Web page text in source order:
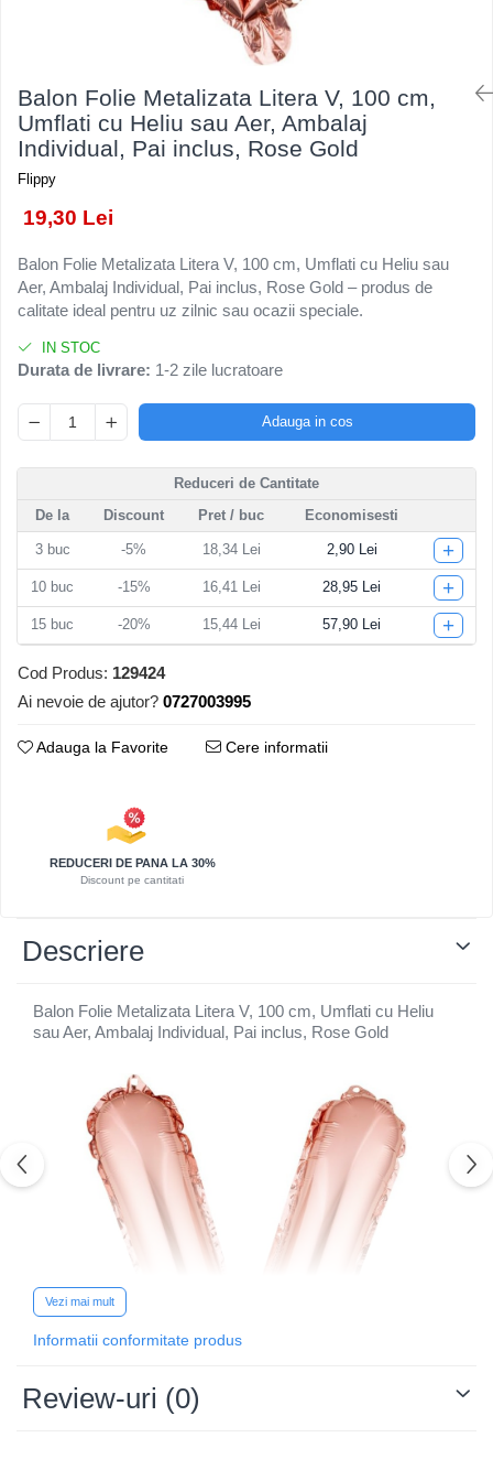
Accesorii Ingrijire Casa
Cutii depozitare
Diverse Casa
Lumanari
Maturi, Perii, Mopuri si Galeti
Perne Voiaj, Paturi si Textile
Produse ingrijire incaltaminte
Radiatoare si Seminee electrice
Steaguri
Tapet 3D Autoadeziv
Umidificatoare
Articole pentru Gradina si Bricolaj
Articole pentru Iluminat
Corpuri de iluminat
Lampi de veghe
Pelerine, Umbrele si Accesorii
Videoproiectoare
Baloane si Accesorii Absolvire
Banda adeziva
Confetti
Costume si Deghizare
Fete Masa si Perdele Franjurate
Pompe Baloane
Seturi si Arcade Baloane
Tematica Nunta
Liniar / Sir
Ornamente Brad
Suport Decorativ Lumanare
Kendama Rubber Grip V3 Cupe
Kendama Super Sticky V2 Cupe
Mari
Balon Folie Metalizata Litera V, 100 cm,
Umflati cu Heliu sau Aer, Ambalaj
Individual, Pai inclus, Rose Gold
Flippy
19,30 Lei
Balon Folie Metalizata Litera V, 100 cm, Umflati cu Heliu sau
Aer, Ambalaj Individual, Pai inclus, Rose Gold – produs de
calitate ideal pentru uz zilnic sau ocazii speciale.
IN STOC
Durata de livrare: 1-2 zile lucratoare
Adauga in cos
Reduceri de Cantitate
De la
Discount Pret / buc Economisesti
3buc -5% 18,34 Lei 2,90 Lei +
10 buc -15% 16,41 Lei 28,95 Lei +
15 buc -20% 15,44 Lei 57,90 Lei +
Cod Produs: 129424
Ai nevoie de ajutor? 0727003995
Adauga la Favorite Cere informatii
REDUCERI DE PANA LA 30%
Discount pe cantitati
Descriere
Balon Folie Metalizata Litera V, 100 cm, Umflati cu Heliu
sau Aer, Ambalaj Individual, Pai inclus, Rose Gold
Vezi mai mult
Informatii conformitate produs
Review-uri (0)